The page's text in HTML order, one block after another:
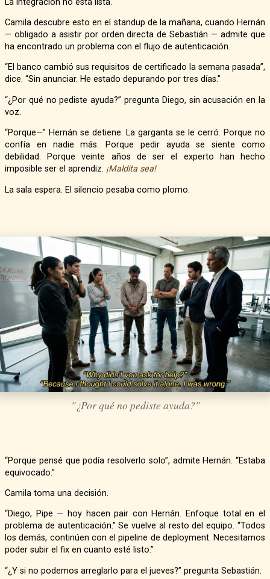
Camila descubre esto en el standup de la mañana, cuando Hernán
— obligado a asistir por orden directa de Sebastián — admite que
ha encontrado un problema con el flujo de autenticación.
“El banco cambió sus requisitos de certificado la semana pasada”,
dice. “Sin anunciar. He estado depurando por tres días.”
“¿Por qué no pediste ayuda?” pregunta Diego, sin acusación en la
voz.
“Porque—” Hernán se detiene. La garganta se le cerró. Porque no
confía en nadie más. Porque pedir ayuda se siente como
debilidad. Porque veinte años de ser el experto han hecho
imposible ser el aprendiz. ¡Maldita sea!
La sala espera. El silencio pesaba como plomo.
"¿Por qué no pediste ayuda?"
“Porque pensé que podía resolverlo solo”, admite Hernán. “Estaba
equivocado.”
Camila toma una decisión.
“Diego, Pipe — hoy hacen pair con Hernán. Enfoque total en el
problema de autenticación.” Se vuelve al resto del equipo. “Todos
los demás, continúen con el pipeline de deployment. Necesitamos
poder subir el fix en cuanto esté listo.”
“¿Y si no podemos arreglarlo para el jueves?” pregunta Sebastián.